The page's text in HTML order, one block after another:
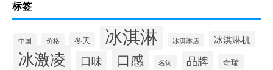
标签
中国 价格 冬天 冰淇淋 冰淇淋店 冰淇淋机
冰激凌 口味 口感 名词 品牌 奇瑞